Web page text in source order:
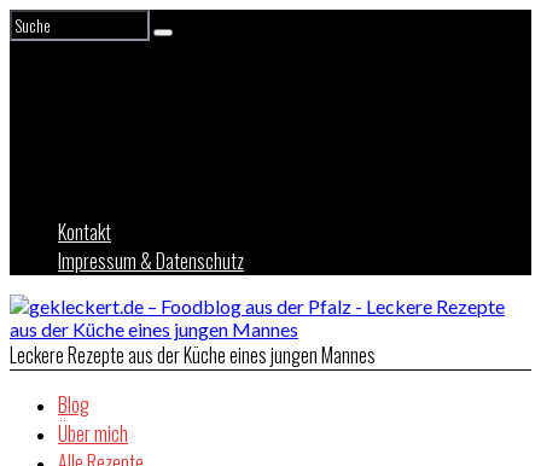
Kontakt
Impressum & Datenschutz
Leckere Rezepte aus der Küche eines jungen Mannes
Blog
Über mich